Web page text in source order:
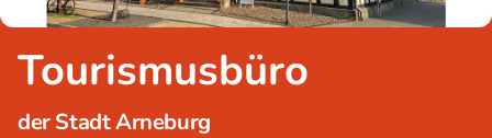
Tourismusbüro
der Stadt Arneburg